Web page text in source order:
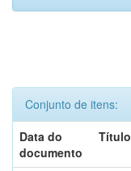
Conjunto de itens:
Data do
documento
Título